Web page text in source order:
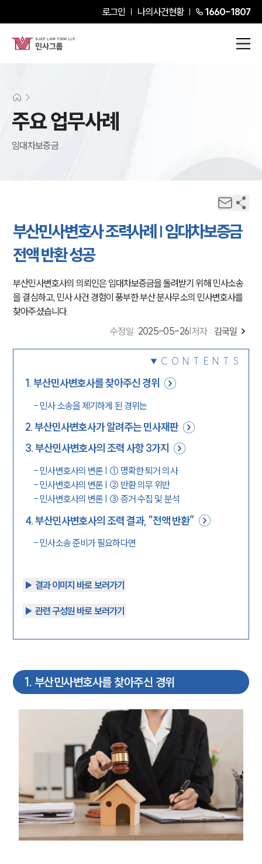
로그인 나의사건현황 1660-1807
주요 업무사례
임대차보증금
부산민사변호사 조력사례 | 임대차보증금
전액 반환 성공
부산민사변호사의 의뢰인은 임대차보증금을 돌려받기 위해 민사소송
을 결심하고, 민사 사건 경험이 풍부한 부산 분사무소의 민사변호사를
찾아주셨습니다.
수정일: 2025-05-26 저자 : 김국일
CONTENTS
1.부산민사변호사를 찾아주신 경위
- 민사 소송을 제기하게 된 경위는
2.부산민사변호사가 알려주는 민사재판
3.부산민사변호사의 조력 사항 3가지
- 민사변호사의 변론 | ① 명확한 퇴거 의사
- 민사변호사의 변론 | ② 반환 의무 위반
- 민사변호사의 변론 | ③ 증거 수집 및 분석
4.부산민사변호사의 조력 결과, “전액 반환”
- 민사소송 준비가 필요하다면
▶︎ 결과 이미지 바로 보러가기
▶︎ 관련 구성원 바로 보러가기
1. 부산민사변호사를 찾아주신 경위